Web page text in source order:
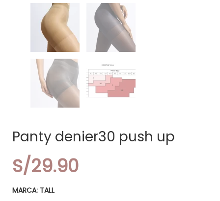
Panty denier30 push up
S/29.90
MARCA: TALL